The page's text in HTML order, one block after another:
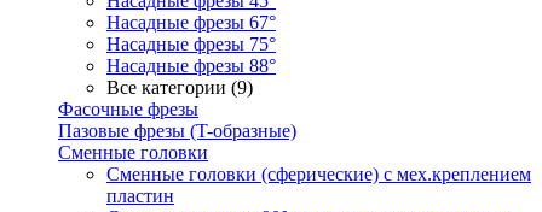
Насадные фрезы 67°
Насадные фрезы 75°
Насадные фрезы 88°
Все категории (9)
Фасочные фрезы
Пазовые фрезы (T-образные)
Сменные головки
Сменные головки (сферические) с мех.креплением
пластин